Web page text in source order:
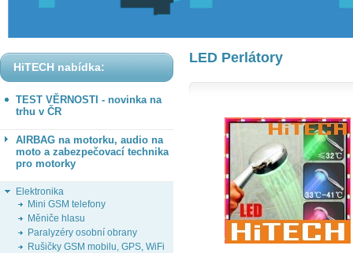
HiTECH nabídka:
TEST VĚRNOSTI - novinka na
trhu v ČR
AIRBAG na motorku, audio na
moto a zabezpečovací technika
pro motorky
Elektronika
Mini GSM telefony
Měniče hlasu
Paralyzéry osobní obrany
Rušičky GSM mobilu, GPS, WiFi
LED Perlátory